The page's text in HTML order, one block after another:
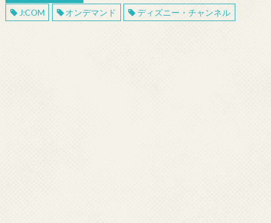
J:COM
オンデマンド ディズニー・チャンネル